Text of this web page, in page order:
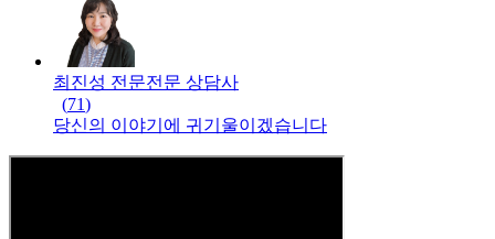
최진성 전문전문 상담사
(71)
당신의 이야기에 귀기울이겠습니다